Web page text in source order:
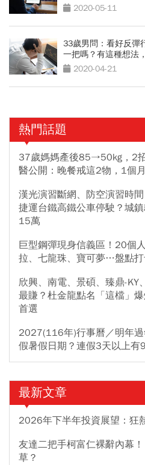
2020-05-11
33歲男問：看好反彈
一把嗎？有這種想法
2020-04-21
熱門話題
37歲媽媽產後85→50kg，2
醫公開：晚餐戒這2物，1個
漢光演習斷網、防空演習時
捷運台鐵高鐵公車停駛？城
15萬
巨型鋼彈現身信義區！20個
拉、七龍珠、寶可夢…盤點
欣興、南電、景碩、臻鼎-KY
最賺？杜金龍點名「這檔」
首選
2027(116年)行事曆／明年
假暑假日期？連假3天以上有
最新文章
2026年下半年投資展望：狂
友達二把手柯富仁裸辭內幕
草？